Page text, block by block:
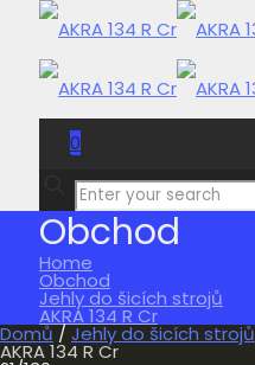
0
0,00 Kč
Obchod
Home
Obchod
Jehly do šicích strojů
AKRA 134 R Cr
Domů / Jehly do šicích strojů
AKRA 134 R Cr